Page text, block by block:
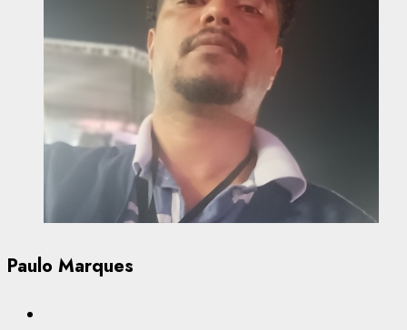
Paulo Marques